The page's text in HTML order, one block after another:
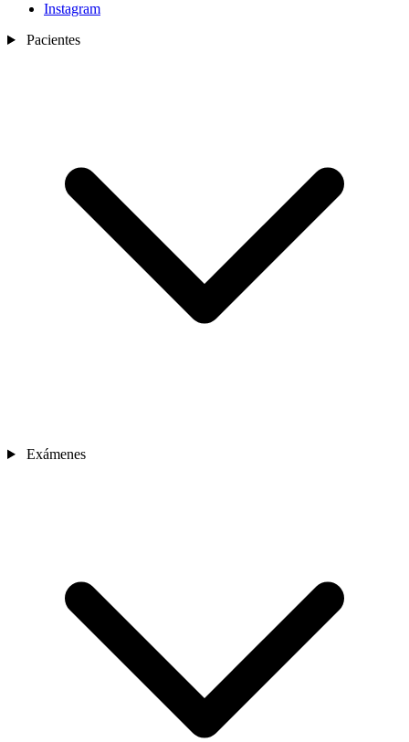
Nosotros
Sedes
Contacto
Instagram
Pacientes
Exámenes